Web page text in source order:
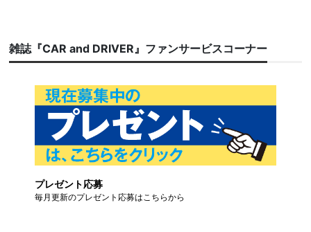
雑誌『CAR and DRIVER』ファンサービスコーナー
プレゼント応募
毎月更新のプレゼント応募はこちらから